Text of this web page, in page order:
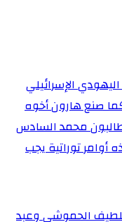
الإسرائيلي
صنع هارون أخوه
محمد السادس
توراتية يجب
الحموشي وعبد